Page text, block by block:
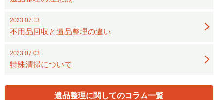
2023.07.13
不用品回収と遺品整理の違い
2023.07.03
特殊清掃について
遺品整理に関してのコラム一覧